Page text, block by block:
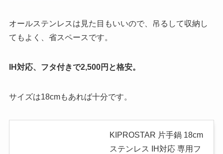
オールステンレスは見た目もいいので、吊るして収納し
てもよく、省スペースです。
IH対応、フタ付きで2,500円と格安。
サイズは18cmもあれば十分です。
KIPROSTAR 片手鍋 18cm
ステンレス IH対応 専用フ